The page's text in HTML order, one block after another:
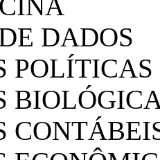
DADOS
POLÍTICAS